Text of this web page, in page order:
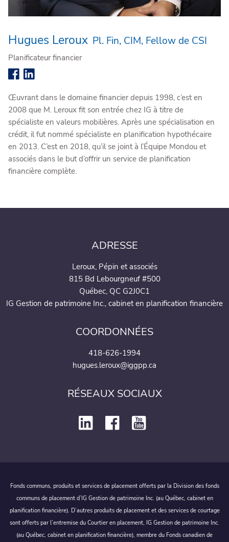
Hugues Leroux Pl. Fin, CIM, Fellow de CSI
Planificateur financier
Œuvrant dans le domaine financier depuis 1998, c’est en
2008 que M. Leroux fit son entrée chez IG à titre de
spécialiste en valeurs mobilières. Après une spécialisation en
crédit, il fut nommé spécialiste en planification hypothécaire
en 2013. C’est en 2018, qu’il se joint à l’Équipe Mondou et
associés dans le but d’offrir un service de planification
financière complète.
ADRESSE
Leroux, Pépin et associés
815 Bd Lebourgneuf #500
Québec, QC G2J0C1
IG Gestion de patrimoine Inc., cabinet en planification financière
COORDONNÉES
418-626-1994
hugues.leroux@iggpp.ca
RÉSEAUX SOCIAUX
Fonds communs, produits et services de placement offerts par la Division des fonds
communs de placement d’IG Gestion de patrimoine Inc. (au Québec, cabinet en
planification financière). D’autres produits de placement et des services de courtage
sont offerts par l’entremise du Courtier en placement, IG Gestion de patrimoine Inc.
(au Québec, cabinet en planification financière), membre du Fonds canadien de